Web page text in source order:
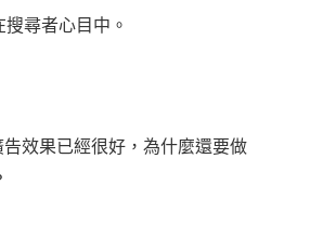
搜尋者心目中。
告效果已經很好，為什麼還要做